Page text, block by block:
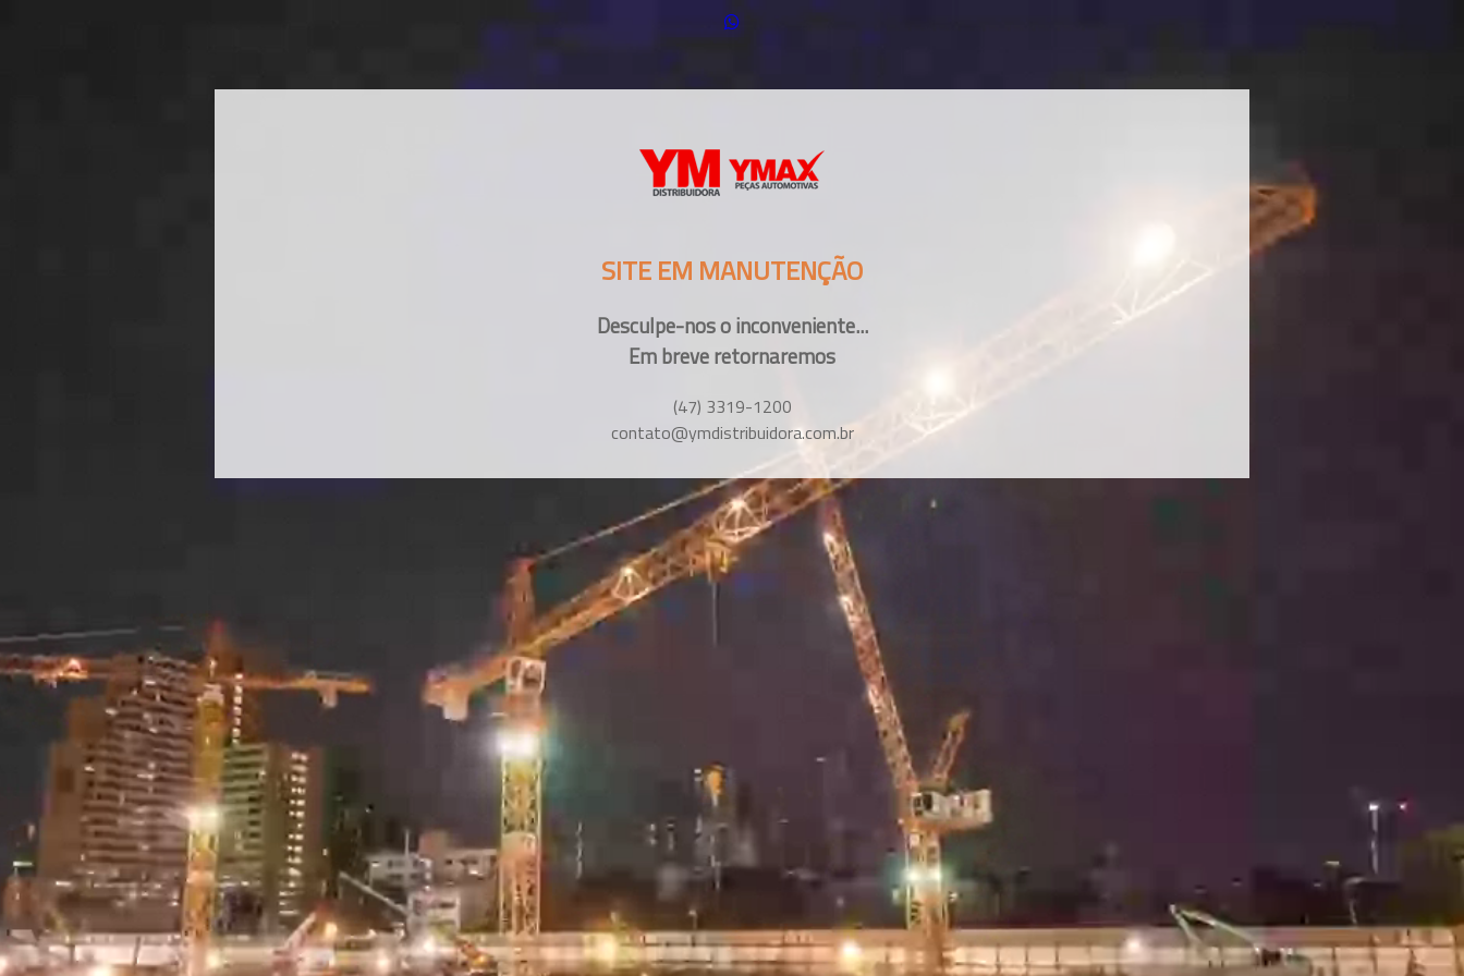
SITE EM MANUTENÇÃO
Desculpe-nos o inconveniente...
Em breve retornaremos
(47) 3319-1200
contato@ymdistribuidora.com.br